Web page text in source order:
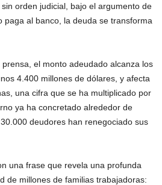
orden judicial, bajo el argumento de
paga al banco, la deuda se transforma
el monto adeudado alcanza los
4.400 millones de dólares, y afecta
una cifra que se ha multiplicado por
ya ha concretado alrededor de
deudores han renegociado sus
una frase que revela una profunda
de millones de familias trabajadoras: